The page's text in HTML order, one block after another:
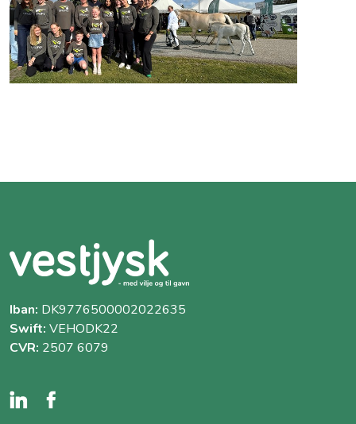
Iban: DK9776500002022635
Swift: VEHODK22
CVR: 2507 6079